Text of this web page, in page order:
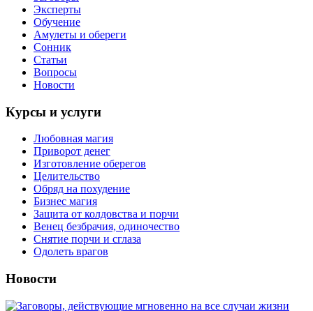
Эксперты
Обучение
Амулеты и обереги
Сонник
Статьи
Вопросы
Новости
Курсы и услуги
Любовная магия
Приворот денег
Изготовление оберегов
Целительство
Обряд на похудение
Бизнес магия
Защита от колдовства и порчи
Венец безбрачия, одиночество
Снятие порчи и сглаза
Одолеть врагов
Новости